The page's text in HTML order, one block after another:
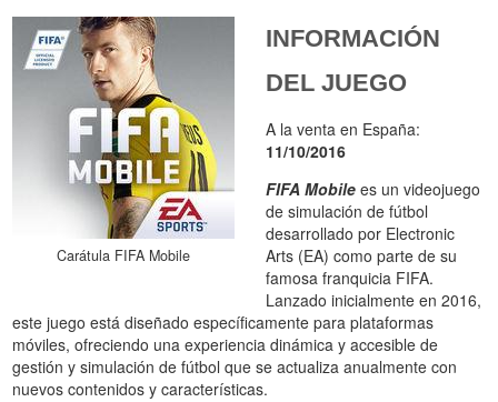
Carátula FIFA Mobile
INFORMACIÓN
DEL JUEGO
A la venta en España:
11/10/2016
FIFA Mobile es un videojuego
de simulación de fútbol
desarrollado por Electronic
Arts (EA) como parte de su
famosa franquicia FIFA.
Lanzado inicialmente en 2016,
este juego está diseñado específicamente para plataformas
móviles, ofreciendo una experiencia dinámica y accesible de
gestión y simulación de fútbol que se actualiza anualmente con
nuevos contenidos y características.